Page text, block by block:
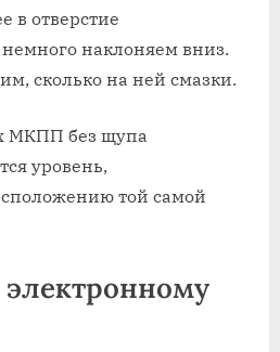
в отверстие
наклоняем вниз.
сколько на ней смазки.
МКПП без щупа
уровень,
той самой